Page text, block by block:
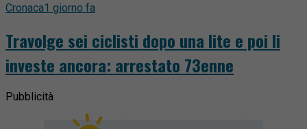
Cronaca1 giorno fa
Travolge sei ciclisti dopo una lite e poi li
investe ancora: arrestato 73enne
Pubblicità